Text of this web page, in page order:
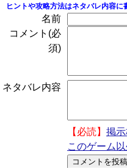
ヒントや攻略方法はネタバレ内容に
名前
コメント(必
須)
ネタバレ内容
【必読】 掲
このゲーム